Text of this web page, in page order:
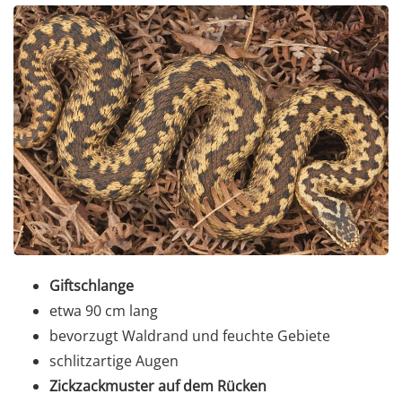
Giftschlange
etwa 90 cm lang
bevorzugt Waldrand und feuchte Gebiete
schlitzartige Augen
Zickzackmuster auf dem Rücken